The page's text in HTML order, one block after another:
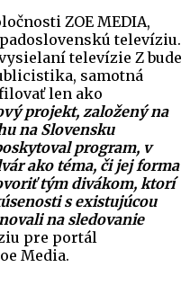
ZOE MEDIA,
televíziu.
televízie Z bude
samotná
len ako
projekt, založený na
na Slovensku
program, v
ako téma, či jej forma
tým divákom, ktorí
s existujúcou
na sledovanie
pre portál
Media.